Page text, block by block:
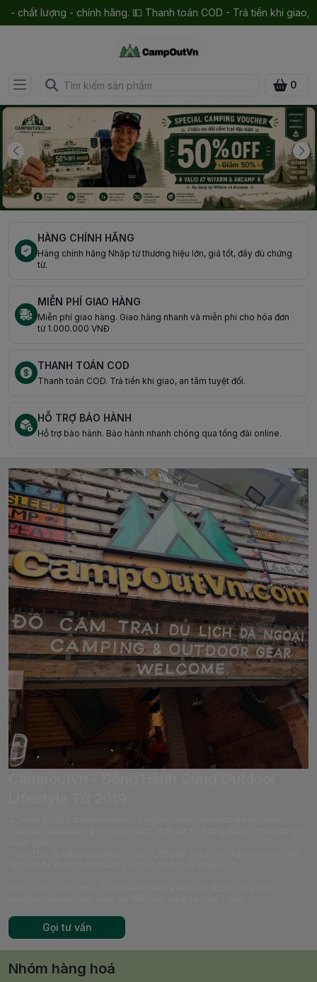
chính hãng. 💵 Thanh toán COD - Trả tiền khi giao, an tâm
0
HÀNG CHÍNH HÃNG
Hàng chính hãng Nhập từ thương hiệu lớn, giá tốt, đầy đủ chứng
từ.
MIỄN PHÍ GIAO HÀNG
Miễn phí giao hàng. Giao hàng nhanh và miễn phí cho hóa đơn
từ 1.000.000 VNĐ
THANH TOÁN COD
Thanh toán COD. Trả tiền khi giao, an tâm tuyệt đối.
HỖ TRỢ BẢO HÀNH
Hỗ trợ bảo hành. Bảo hành nhanh chóng qua tổng đài online.
Gọi tư vấn
Nhóm hàng hoá